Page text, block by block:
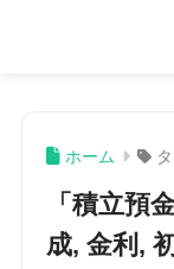
ホーム タ
「積立預
成, 金利,